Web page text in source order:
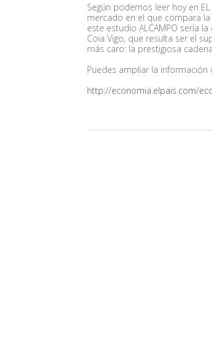
Según podemos leer hoy en
mercado en el que compara
este estudio ALCAMPO sería
Coia Vigo, que resulta ser el
más caro: la prestigiosa
Puedes ampliar la información
http://economia.elpais.com/